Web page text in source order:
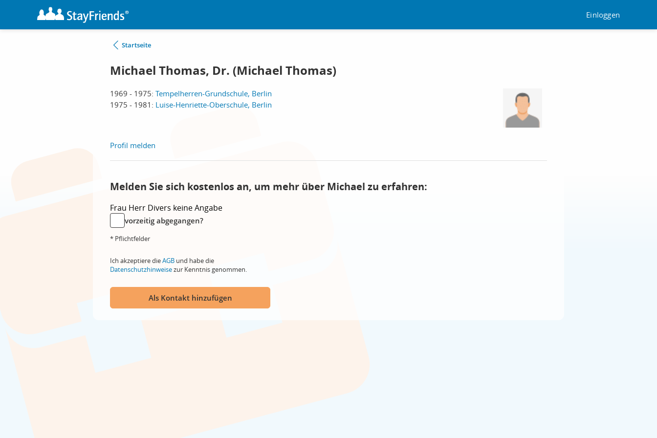
Einloggen
Startseite
Michael Thomas, Dr. (Michael Thomas)
1969 - 1975: Tempelherren-Grundschule, Berlin
1975 - 1981: Luise-Henriette-Oberschule, Berlin
Profil melden
Melden Sie sich kostenlos an, um mehr über Michael zu erfahren:
Frau Herr Divers keine Angabe
vorzeitig abgegangen?
* Pflichtfelder
Ich akzeptiere dieAGB und habe die
Datenschutzhinweisezur Kenntnis genommen.
Als Kontakt hinzufügen